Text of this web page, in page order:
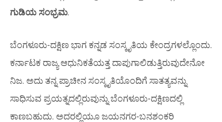
ಗುಡಿಯ ಸಂಭ್ರಮ.
ಬೆಂಗಳೂರು-ದಕ್ಷಿಣ ಭಾಗ ಕನ್ನಡ ಸಂಸ್ಕೃತಿಯ ಕೇಂದ್ರಗಳಲ್ಲೊಂದು.
ಕರ್ನಾಟಕ ರಾಜ್ಯ ಆಧುನಿಕತೆಯತ್ತ ದಾಪುಗಾಲಿಡುತ್ತಿರುವುದೇನೋ
ನಿಜ. ಅದು ತನ್ನ ಪ್ರಾಚೀನ ಸಂಸ್ಕೃತಿಯೊಂದಿಗೆ ಸಾತತ್ಯವನ್ನು
ಸಾಧಿಸುವ ಪ್ರಯತ್ನದಲ್ಲಿರುವುನ್ನು ಬೆಂಗಳೂರು-ದಕ್ಷಿಣದಲ್ಲಿ
ಕಾಣಬಹುದು. ಅದರಲ್ಲಿಯೂ ಜಯನಗರ-ಬನಶಂಕರಿ